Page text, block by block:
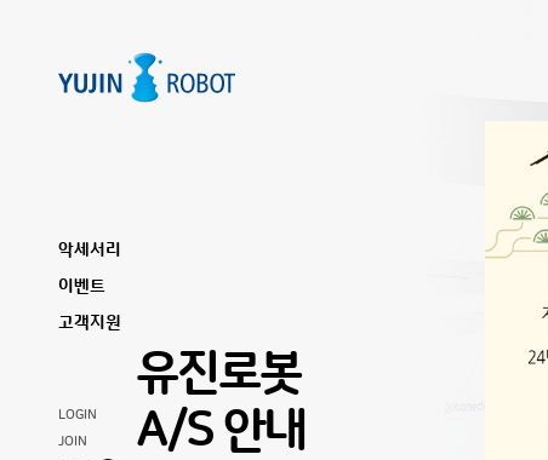
악세서리
이벤트
고객지원
LOGIN
JOIN
아이클레보
악세서리 구매
유진로봇
A/S 안내
아이클레보
악세서리 구매
유진로봇
A/S 안내